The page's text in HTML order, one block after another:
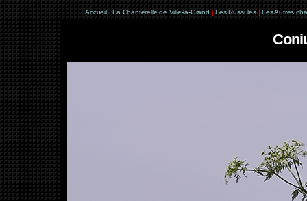
Accueil | La Chanterelle de Ville-la-Grand | Les Russules | Les Autres